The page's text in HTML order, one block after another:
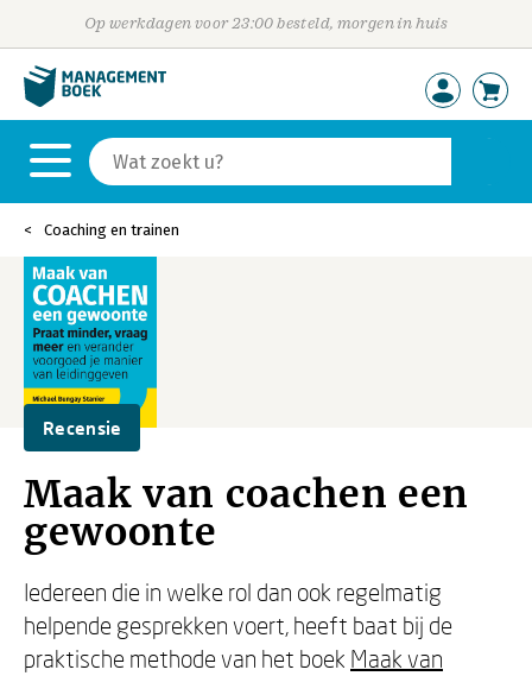
Op werkdagen voor 23:00 besteld, morgen in huis
Coaching en trainen
Recensie
Maak van coachen een
gewoonte
Iedereen die in welke rol dan ook regelmatig
helpende gesprekken voert, heeft baat bij de
praktische methode van het boek Maak van